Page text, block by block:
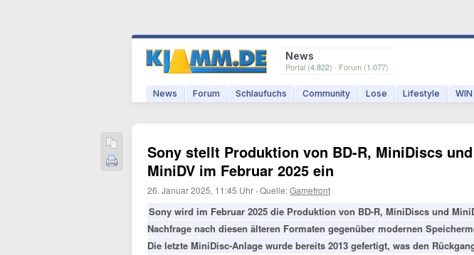
News
Portal (4.822) · Forum (1.077)
News Forum Schlaufuchs Community Lose Lifestyle WIN
Sony stellt Produktion von BD-R, MiniDiscs und
MiniDV im Februar 2025 ein
26. Januar 2025, 11:45 Uhr ·Quelle:Gamefront
Sony wird im Februar 2025 die Produktion von BD-R, MiniDiscs und
Nachfrage nach diesen älteren Formaten gegenüber modernen
Die letzte MiniDisc-Anlage wurde bereits 2013 gefertigt, was den